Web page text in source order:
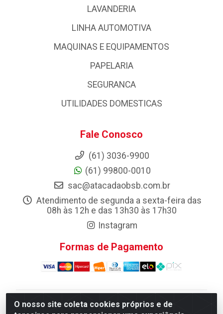
O nosso site coleta cookies próprios e de
LAVANDERIA
LINHA AUTOMOTIVA
MAQUINAS E EQUIPAMENTOS
PAPELARIA
SEGURANCA
UTILIDADES DOMESTICAS
Fale Conosco
(61) 3036-9900
(61) 99800-0010
sac@atacadaobsb.com.br
Atendimento de segunda a sexta-feira das
08h às 12h e das 13h30 às 17h30
Instagram
Formas de Pagamento
Atacadao da Limpeza F. Pereira Queiroz Comercio e